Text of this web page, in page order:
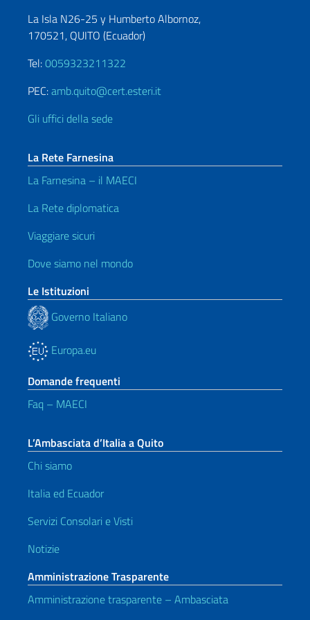
La Isla N26-25 y Humberto Albornoz,
170521, QUITO (Ecuador)
Tel:0059323211322
PEC:amb.quito@cert.esteri.it
Gli uffici della sede
La Rete Farnesina
La Farnesina – il MAECI
La Rete diplomatica
Viaggiare sicuri
Dove siamo nel mondo
Le Istituzioni
Governo Italiano
Europa.eu
Domande frequenti
Faq – MAECI
L’Ambasciata d’Italia a Quito
Chi siamo
Italia ed Ecuador
Servizi Consolari e Visti
Notizie
Amministrazione Trasparente
Amministrazione trasparente – Ambasciata